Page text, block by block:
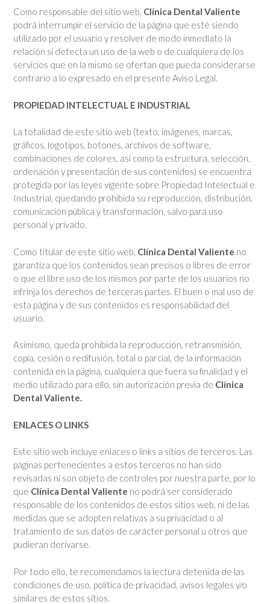
Como responsable del sitio web, Clínica Dental Valiente
podrá interrumpir el servicio de la página que esté siendo
utilizado por el usuario y resolver de modo inmediato la
relación si detecta un uso de la web o de cualquiera de los
servicios que en la mismo se ofertan que pueda considerarse
contrario a lo expresado en el presente Aviso Legal.
PROPIEDAD INTELECTUAL E INDUSTRIAL
La totalidad de este sitio web (texto, imágenes, marcas,
gráficos, logotipos, botones, archivos de software,
combinaciones de colores, así como la estructura, selección,
ordenación y presentación de sus contenidos) se encuentra
protegida por las leyes vigente sobre Propiedad Intelectual e
Industrial, quedando prohibida su reproducción, distribución,
comunicación pública y transformación, salvo para uso
personal y privado.
Como titular de este sitio web, Clínica Dental Valiente no
garantiza que los contenidos sean precisos o libres de error
o que el libre uso de los mismos por parte de los usuarios no
infrinja los derechos de terceras partes. El buen o mal uso de
esta página y de sus contenidos es responsabilidad del
usuario.
Asimismo, queda prohibida la reproducción, retransmisión,
copia, cesión o redifusión, total o parcial, de la información
contenida en la página, cualquiera que fuera su finalidad y el
medio utilizado para ello, sin autorización previa de Clínica
Dental Valiente.
ENLACES O LINKS
Este sitio web incluye enlaces o links a sitios de terceros. Las
páginas pertenecientes a estos terceros no han sido
revisadas ni son objeto de controles por nuestra parte, por lo
que Clínica Dental Valiente no podrá ser considerado
responsable de los contenidos de estos sitios web, ni de las
medidas que se adopten relativas a su privacidad o al
tratamiento de sus datos de carácter personal u otros que
pudieran derivarse.
Por todo ello, te recomendamos la lectura detenida de las
condiciones de uso, política de privacidad, avisos legales y/o
similares de estos sitios.